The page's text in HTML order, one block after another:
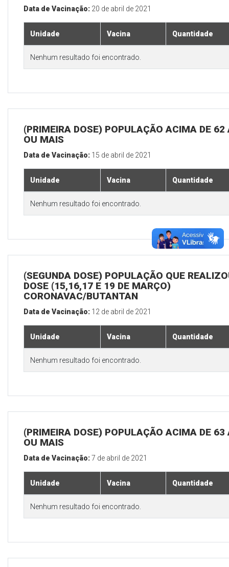
Data de Vacinação: 20 de abril de 2021
Unidade Vacina Quantidade
Nenhum resultado foi encontrado.
(PRIMEIRA DOSE) POPULAÇÃO ACIMA DE 62
OU MAIS
Data de Vacinação: 15 de abril de 2021
Unidade Vacina Quantidade
Nenhum resultado foi encontrado.
(SEGUNDA DOSE) POPULAÇÃO QUE
DOSE (15,16,17 E 19 DE MARÇO)
CORONAVAC/BUTANTAN
Data de Vacinação: 12 de abril de 2021
Unidade Vacina Quantidade
Nenhum resultado foi encontrado.
(PRIMEIRA DOSE) POPULAÇÃO ACIMA DE 63
OU MAIS
Data de Vacinação:7 de abril de 2021
Unidade Vacina Quantidade
Nenhum resultado foi encontrado.